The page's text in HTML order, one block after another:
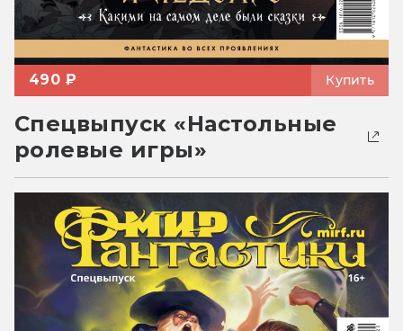
490 ₽ Купить
Спецвыпуск «Настольные
ролевые игры»